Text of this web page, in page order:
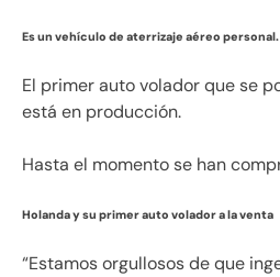
Es un vehículo de aterrizaje aéreo personal.
El primer auto volador que se
está en producción.
Hasta el momento se han
Holanda y su primer auto volador a la venta
“Estamos orgullosos de que